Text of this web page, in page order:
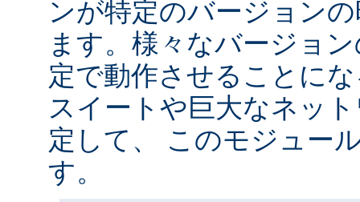
ンが特定のバージョン
ます。様々なバージョ
定で動作させることに
スイートや巨大なネッ
定して、 このモジュー
す。